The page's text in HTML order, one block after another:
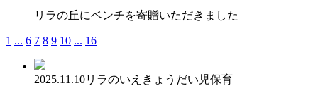
リラの丘にベンチを寄贈いただきました
1 ... 6 7 8 9 10 ... 16
2025.11.10リラのいえ きょうだい児保育